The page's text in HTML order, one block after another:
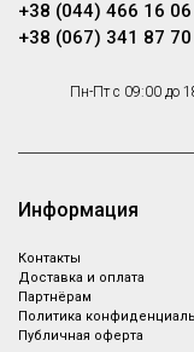
HMF01BLEU
Стиль 50-х г.г.,
Smeg
техника
+38 (044) 466 16 06
+38 (067) 341 87 70
Пн-Пт с 09:00 до
Информация
Контакты
Доставка и оплата
Партнёрам
Политика
Публичная оферта